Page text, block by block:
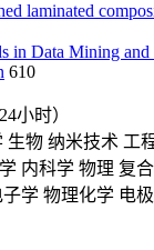
laminated
in Data Mining and
610
小时）
生物 纳米技术 工
内科学 物理 复
学 物理化学 电极